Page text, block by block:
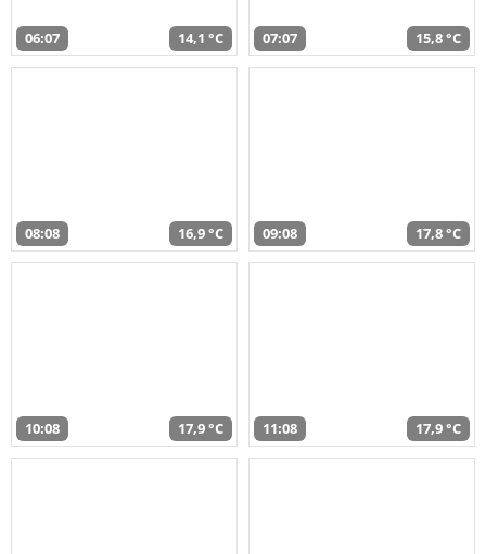
06:07 14,1 °C 07:07 15,8 °C
08:08 16,9 °C 09:08 17,8 °C
10:08 17,9 °C 11:08 17,9 °C